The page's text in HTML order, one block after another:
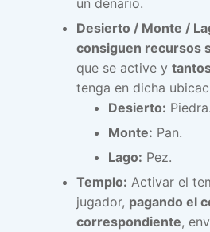
Desierto / Monte /
consiguen recursos
que se active y
tenga en dicha
Desierto: Piedra.
Monte: Pan.
Lago: Pez.
Templo: Activar el
jugador, pagando el
correspondiente,